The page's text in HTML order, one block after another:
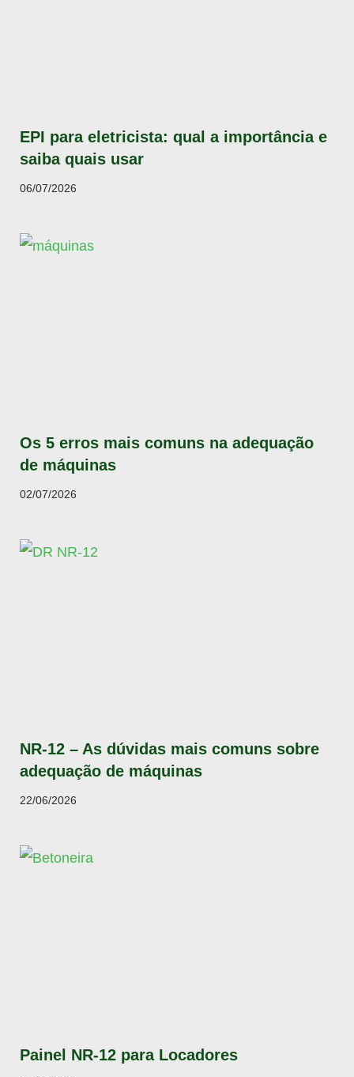
EPI para eletricista: qual a importância e
saiba quais usar
06/07/2026
Os 5 erros mais comuns na adequação
de máquinas
02/07/2026
NR-12 – As dúvidas mais comuns sobre
adequação de máquinas
22/06/2026
Painel NR-12 para Locadores